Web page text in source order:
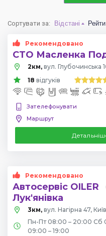
Сортувати за: Відстані
Рекомендовано
СТО Масленка
2км, вул. Глубочинська
18 відгуків
Зателефонувати
Маршрут
Рекомендовано
Автосервіс OILER
Лук'янівка
3км, вул. Нагірна 47, Київ
Пн-Пт 08:00 – 20:00 Сб
09:00 – 19:00